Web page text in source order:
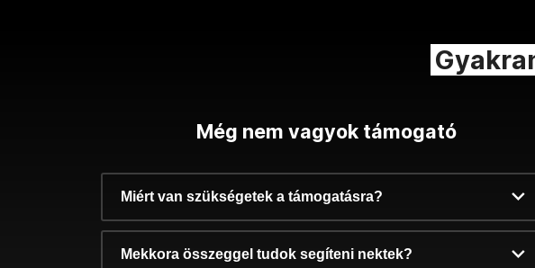
Még nem vagyok támogató
Miért van szükségetek a támogatásra?
Mekkora összeggel tudok segíteni nektek?